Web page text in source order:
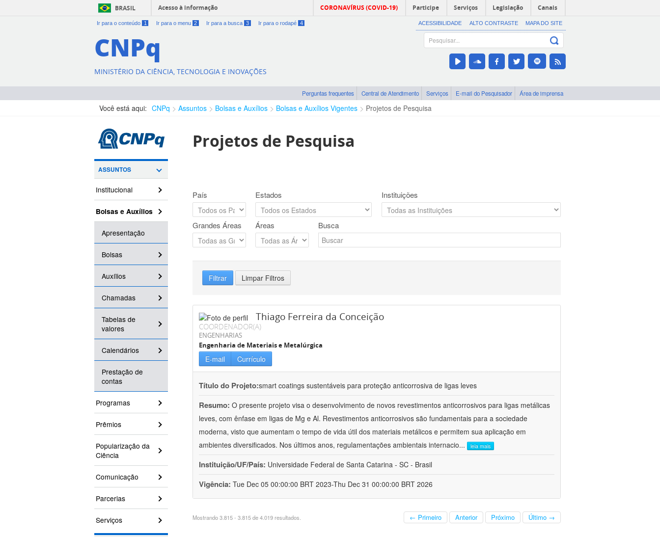
BRASIL Acesso à informação CORONAVÍRUS (COVID-19) Participe Serviços Legislação Canais
Ir para o conteúdo 1 Ir para o menu 2 Ir para a busca 3 Ir para o rodapé 4 ACESSIBILIDADE ALTO CONTRASTE MAPA DO SITE
CNPq
MINISTÉRIO DA CIÊNCIA, TECNOLOGIA E INOVAÇÕES
Perguntas frequentes Central de Atendimento Serviços E-mail do Pesquisador Área de imprensa
Você está aqui: CNPq Assuntos Bolsas e Auxílios Bolsas e Auxílios Vigentes Projetos de Pesquisa
ASSUNTOS
Institucional
Bolsas e Auxílios
Apresentação
Bolsas
Auxílios
Chamadas
Tabelas de
valores
Calendários
Prestação de
contas
Programas
Prêmios
Popularização da
Ciência
Comunicação
Parcerias
Serviços
Projetos de Pesquisa
País Estados Instituições
Grandes Áreas Áreas Busca
Filtrar Limpar Filtros
Thiago Ferreira da Conceição
COORDENADOR(A)
ENGENHARIAS
Engenharia de Materiais e Metalúrgica
E-mail Currículo
Título do Projeto:smart coatings sustentáveis para proteção anticorrosiva de ligas leves
Resumo: O presente projeto visa o desenvolvimento de novos revestimentos anticorrosivos para ligas metálicas
leves, com ênfase em ligas de Mg e Al. Revestimentos anticorrosivos são fundamentais para a sociedade
moderna, visto que aumentam o tempo de vida útil dos materiais metálicos e permitem sua aplicação em
ambientes diversificados. Nos últimos anos, regulamentações ambientais internacio... leia mais
Instituição/UF/País: Universidade Federal de Santa Catarina - SC - Brasil
Vigência: Tue Dec 05 00:00:00 BRT 2023-Thu Dec 31 00:00:00 BRT 2026
Mostrando 3.815 - 3.815 de 4.019 resultados. ← Primeiro Anterior Próximo Último →